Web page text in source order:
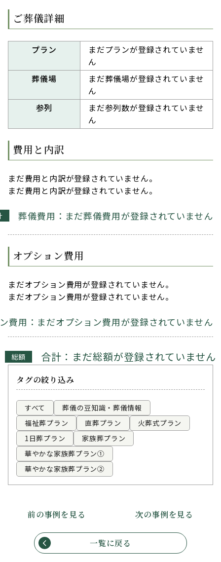
ご葬儀詳細
プラン
まだプランが登録されていませ
ん
葬儀場
まだ葬儀場が登録されていませ
ん
参列
まだ参列数が登録されていませ
ん
費用と内訳
まだ費用と内訳が登録されていません。
まだ費用と内訳が登録されていません。
葬儀費用：まだ葬儀費用が登録されていません
オプション費用
まだオプション費用が登録されていません。
まだオプション費用が登録されていません。
費用：まだオプション費用が登録されていません
総額 合計：まだ総額が登録されていません
タグの絞り込み
すべて
葬儀の豆知識・葬儀情報
福祉葬プラン
直葬プラン
火葬式プラン
1日葬プラン
家族葬プラン
華やかな家族葬プラン①
華やかな家族葬プラン②
前の事例を見る
一覧に戻る
次の事例を見る